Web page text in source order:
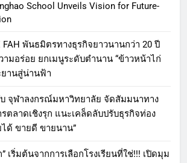
School Unveils Vision for Future-
FAH พันธมิตรทางธุรกิจยาวนานกว่า 20 ปี
มอร่อย ยกเมนูระดับตำนาน “ข้าวหน้าไก่
ยานสู่น่านฟ้า
จุฬาลงกรณ์มหาวิทยาลัย จัดสัมมนาทาง
ตลาดเชิงรุก แนะเคล็ดลับปรับธุรกิจท่อง
ได้ ขายดี ขายนาน”
เริ่มต้นจากการเลือกโรงเรียนที่ใช่!!! เปิดมุม